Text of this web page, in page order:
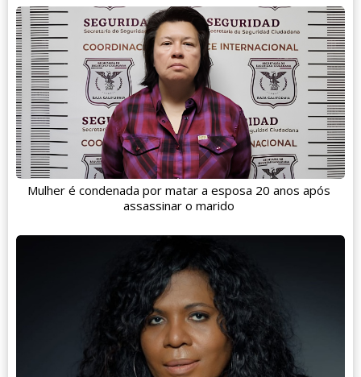
Mulher é condenada por matar a esposa 20 anos após
assassinar o marido